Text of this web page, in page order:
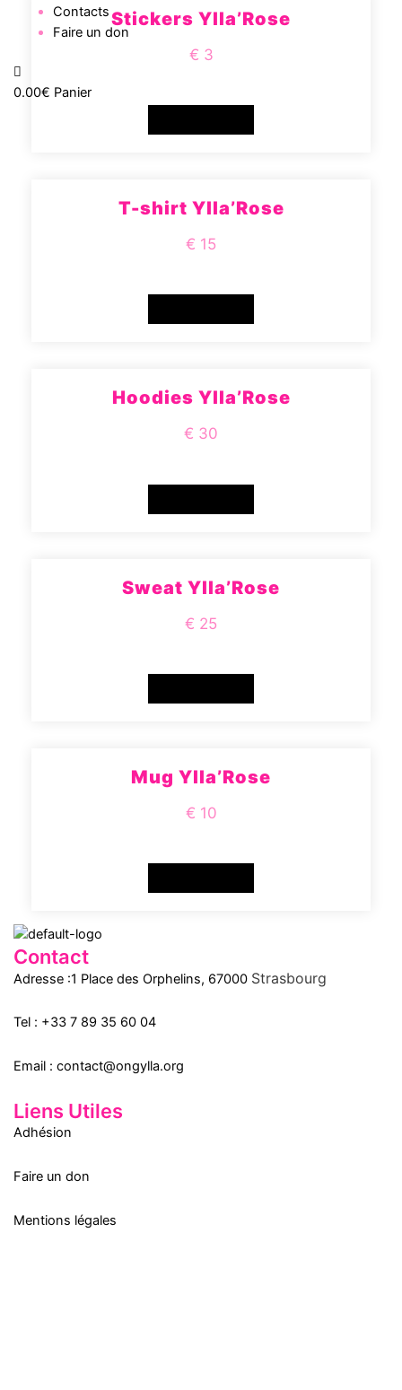
Contacts
Faire un don
0.00€ Panier
Stickers Ylla’Rose
€ 3
T-shirt Ylla’Rose
€ 15
Hoodies Ylla’Rose
€ 30
Sweat Ylla’Rose
€ 25
Mug Ylla’Rose
€ 10
Contact
Adresse :1 Place des Orphelins, 67000 Strasbourg
Tel : +33 7 89 35 60 04
Email : contact@ongylla.org
Liens Utiles
Adhésion
Faire un don
Mentions légales